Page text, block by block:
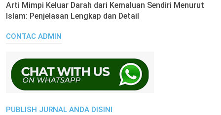
Arti Mimpi Keluar Darah dari Kemaluan Sendiri Menurut
Islam: Penjelasan Lengkap dan Detail
CONTAC ADMIN
PUBLISH JURNAL ANDA DISINI